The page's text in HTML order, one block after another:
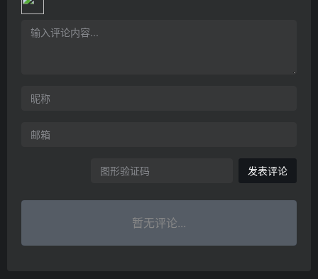
发表评论
暂无评论...